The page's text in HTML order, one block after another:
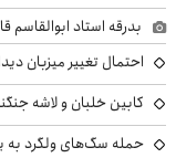
بدرقه استاد
احتمال تغییر میزبان
کابین خلبان و لاشه جنگنده اف-۱۵ آمریکایی که با